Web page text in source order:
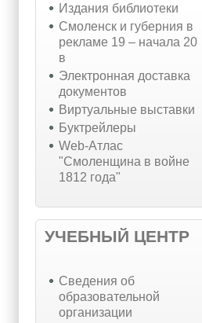
Издания библиотеки
Смоленск и губерния в
рекламе 19 – начала 20
в
Электронная доставка
документов
Виртуальные выставки
Буктрейлеры
Web-Атлас
"Смоленщина в войне
1812 года"
УЧЕБНЫЙ ЦЕНТР
Cведения об
образовательной
организации